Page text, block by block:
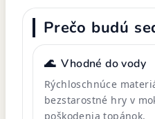
Prečo budú
🌊 Vhodné do vody
Rýchloschnúce
bezstarostné hry v
poškodenia topánok.